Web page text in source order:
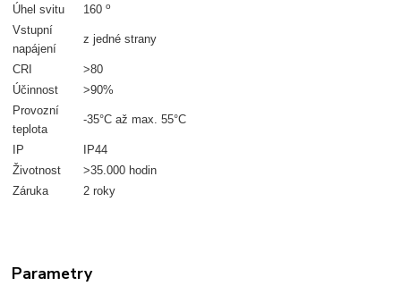
Úhel svitu
160o
Vstupní
napájení
z jedné strany
CRI
>80
Účinnost
>90%
Provozní
teplota
-35°C až max. 55°C
IP
IP44
Životnost
>35.000 hodin
Záruka
2 roky
Parametry